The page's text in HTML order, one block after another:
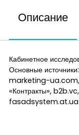
Описание
Кабинетное
Основные
marketing-
«Контракты»,
fasadsystem.at.ua